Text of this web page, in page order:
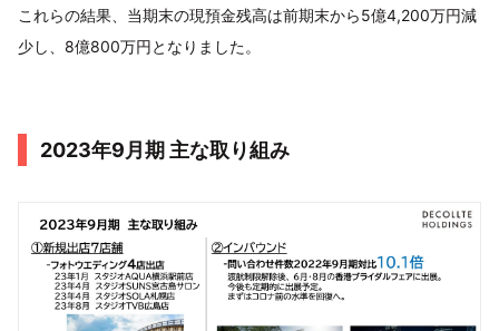
これらの結果、当期末の現預金残高は前期末から5億4,200万円減
少し、8億800万円となりました。
2023年9月期 主な取り組み